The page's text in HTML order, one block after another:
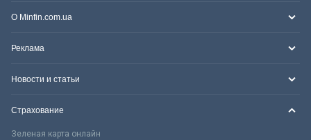
О Minfin.com.ua
Реклама
Новости и статьи
Страхование
Зеленая карта онлайн